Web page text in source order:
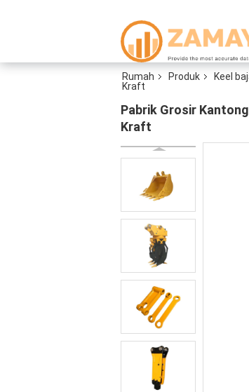
Rumah Produk Keel
Kraft
Pabrik Grosir
Kraft